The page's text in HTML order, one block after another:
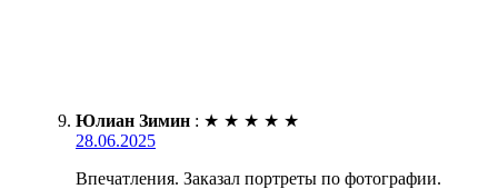
Юлиан Зимин : ★ ★ ★ ★ ★
28.06.2025
Впечатления. Заказал портреты по фотографии.